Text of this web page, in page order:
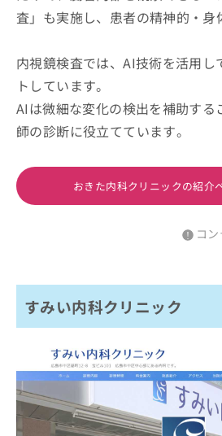
査」も実施し、患者の精神的・身
内視鏡検査では、AI技術を活用し
トしています。
AIは微細な変化の検出を補助する
師の診断に役立てています。
おきた内科クリニックの紹介
コ
すみい内科クリニック